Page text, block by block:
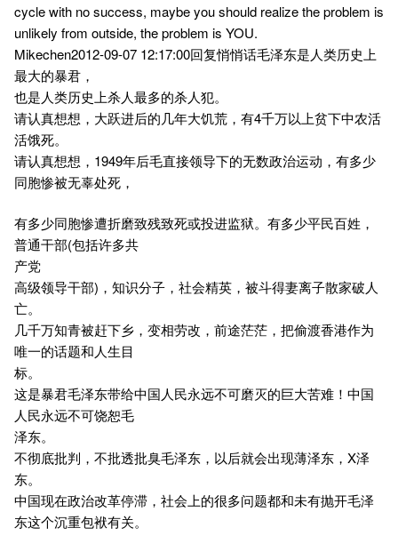
cycle with no success, maybe you should realize the problem is
unlikely from outside, the problem is YOU.
Mikechen2012-09-07 12:17:00回复悄悄话毛泽东是人类历史上
最大的暴君，
也是人类历史上杀人最多的杀人犯。
请认真想想，大跃进后的几年大饥荒，有4千万以上贫下中农活
活饿死。
请认真想想，1949年后毛直接领导下的无数政治运动，有多少
同胞惨被无辜处死，
有多少同胞惨遭折磨致残致死或投进监狱。有多少平民百姓，
普通干部(包括许多共
产党
高级领导干部)，知识分子，社会精英，被斗得妻离子散家破人
亡。
几千万知青被赶下乡，变相劳改，前途茫茫，把偷渡香港作为
唯一的话题和人生目
标。
这是暴君毛泽东带给中国人民永远不可磨灭的巨大苦难！中国
人民永远不可饶恕毛
泽东。
不彻底批判，不批透批臭毛泽东，以后就会出现薄泽东，X泽
东。
中国现在政治改革停滞，社会上的很多问题都和未有抛开毛泽
东这个沉重包袱有关。